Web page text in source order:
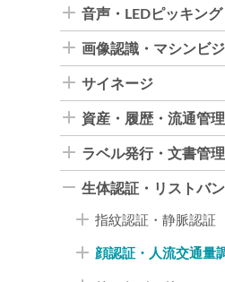
音声・LEDピッキング
画像認識・マシンビ
サイネージ
資産・履歴・流通管
ラベル発行・文書管
生体認証・リストバ
指紋認証・静脈認証
顔認証・人流交通量